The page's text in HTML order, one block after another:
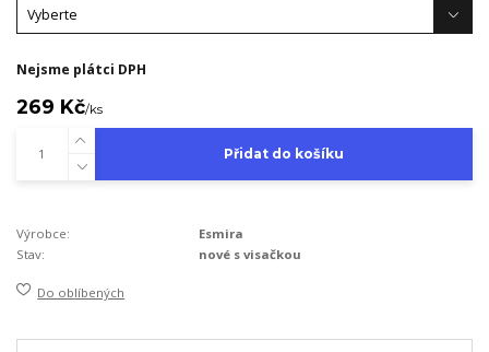
Nejsme plátci DPH
269 Kč/ks
Přidat do košíku
Výrobce:
Esmira
Stav:
nové s visačkou
Do oblíbených